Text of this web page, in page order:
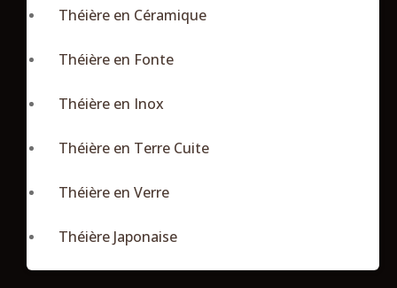
Théière en Céramique
Théière en Fonte
Théière en Inox
Théière en Terre Cuite
Théière en Verre
Théière Japonaise